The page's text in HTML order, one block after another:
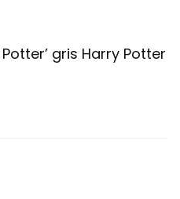
gris Harry Potter